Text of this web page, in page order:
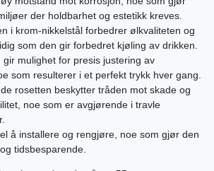
der holdbarhet og estetikk kreves.
i krom-nikkelstål forbedrer ølkvaliteten og
som den gir forbedret kjøling av drikken.
gir mulighet for presis justering av
som resulterer i et perfekt trykk hver gang.
rosetten beskytter tråden mot skade og
noe som er avgjørende i travle
å installere og rengjøre, noe som gjør den
tidsbesparende.